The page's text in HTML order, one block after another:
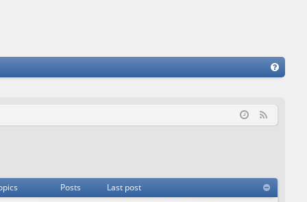
Q
Posts Last post